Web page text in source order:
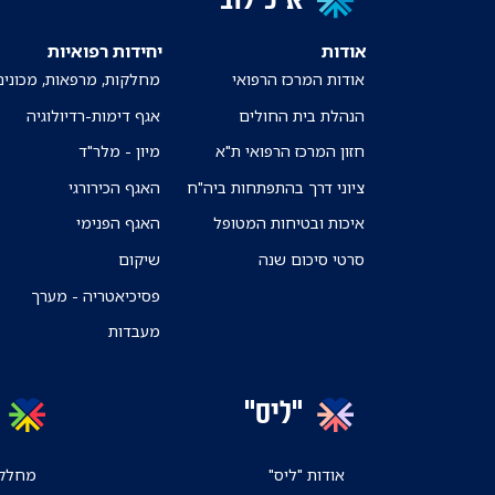
אודות
אודות המרכז הרפואי
הנהלת בית החולים
חזון המרכז הרפואי ת"א
ציוני דרך בהתפתחות ביה"ח
איכות ובטיחות המטופל
סרטי סיכום שנה
יחידות רפואיות
מחלקות, מרפאות,
אגף דימות-רדיולוגיה
מיון - מלר"ד
האגף הכירורגי
האגף הפנימי
שיקום
פסיכיאטריה - מערך
מעבדות
"ליס"
אודות "ליס"